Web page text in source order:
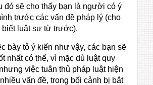
đó sẽ cho thấy bạn là người có ý
trước các vấn đề pháp lý (cho
biết luật sư từ trước).
bày tỏ ý kiến như vậy, các bạn sẽ
nhất có thể, vì mặc dù luật quy
việc tuân thủ pháp luật hiện
vấn đề, trong bối cảnh bị bắt